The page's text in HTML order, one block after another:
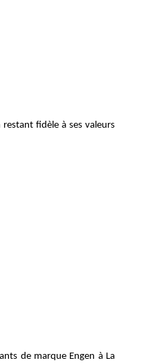
fidèle à ses valeurs
de marque Engen à La